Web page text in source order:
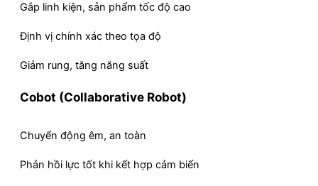
Gắp linh kiện, sản phẩm tốc độ cao
Định vị chính xác theo tọa độ
Giảm rung, tăng năng suất
Cobot (Collaborative Robot)
Chuyển động êm, an toàn
Phản hồi lực tốt khi kết hợp cảm biến